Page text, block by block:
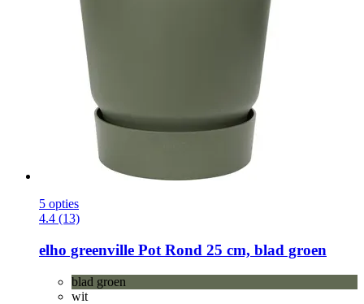
5 opties
4.4 (13)
elho greenville Pot Rond 25 cm, blad groen
blad groen
wit